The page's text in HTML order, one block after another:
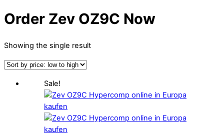
Order Zev OZ9C Now
Showing the single result
Sale!